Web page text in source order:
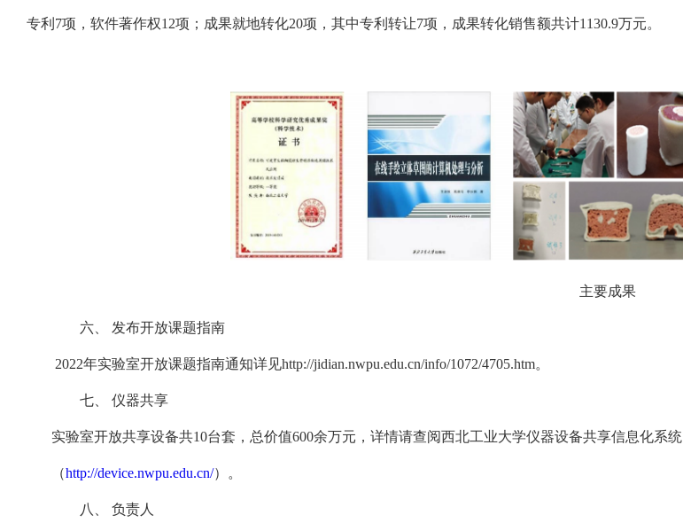
专利 7项，软件著作权12项；成果就地转化20项，其中专利转让7项，成果转化销售额共计1130.9万元。
主要成果
六、 发布开放课题指南
2022年实验室开放课题指南通知详见http://jidian.nwpu.edu.cn/info/1072/4705.htm。
七、 仪器共享
实验室开放共享设备共10台套，总价值600余万元，详情请查阅西北工业大学仪器设备共享信息化系统
（http://device.nwpu.edu.cn/）。
八、 负责人